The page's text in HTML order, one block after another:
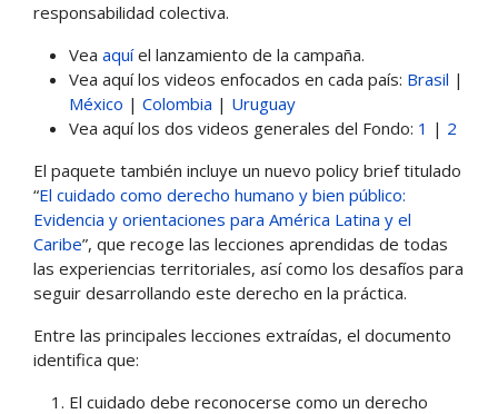
responsabilidad colectiva.
Vea aquíel lanzamiento de la campaña.
Vea aquí los videos enfocados en cada país: Brasil |
México | Colombia | Uruguay
Vea aquí los dos videos generales del Fondo: 1 | 2
El paquete también incluye un nuevo policy brief titulado
“El cuidado como derecho humano y bien público:
Evidencia y orientaciones para América Latina y el
Caribe”, que recoge las lecciones aprendidas de todas
las experiencias territoriales, así como los desafíos para
seguir desarrollando este derecho en la práctica.
Entre las principales lecciones extraídas, el documento
identifica que:
El cuidado debe reconocerse como un derecho